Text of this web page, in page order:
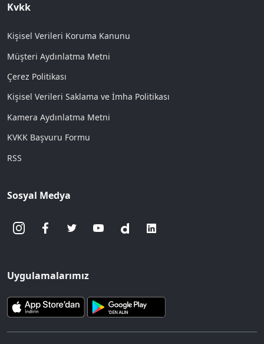
Kvkk
Kişisel Verileri Koruma Kanunu
Müşteri Aydınlatma Metni
Çerez Politikası
Kişisel Verileri Saklama ve İmha Politikası
Kamera Aydınlatma Metni
KVKK Başvuru Formu
RSS
Sosyal Medya
Uygulamalarımız